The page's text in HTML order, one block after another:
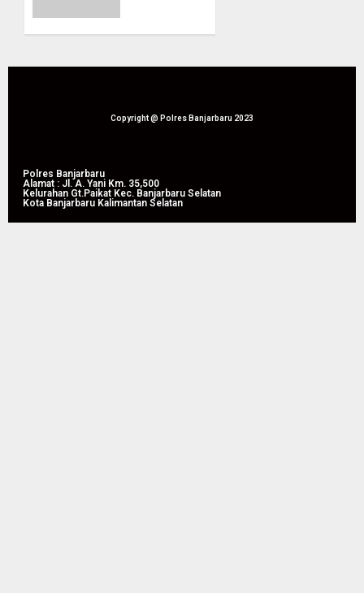
KUR
09/08/2026
Copyright @ Polres Banjarbaru 2023
Polres Banjarbaru
Alamat : Jl. A. Yani Km. 35,500
Kelurahan Gt.Paikat Kec. Banjarbaru Selatan
Kota Banjarbaru Kalimantan Selatan